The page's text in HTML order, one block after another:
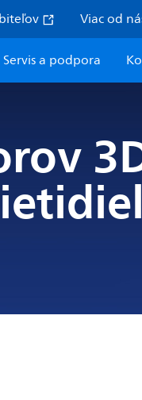
Viac od
Servis a podpora